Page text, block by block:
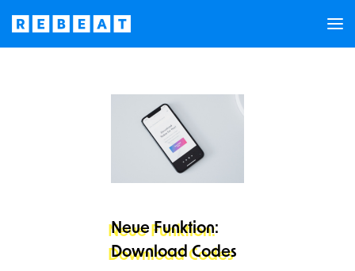
Neue Funktion:
Download Codes